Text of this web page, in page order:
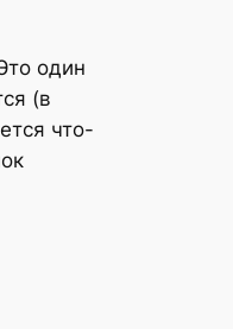
один
(в
что-